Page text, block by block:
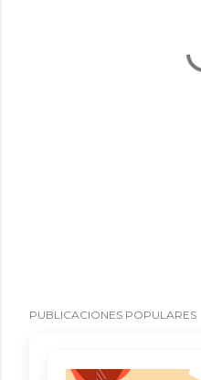
PUBLICACIONES POPULARES